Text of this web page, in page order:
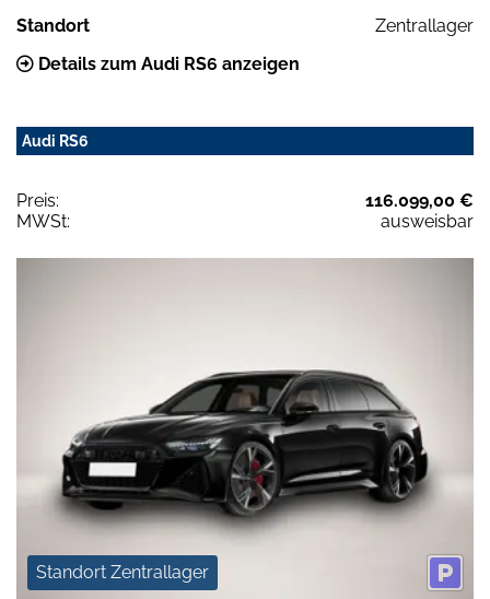
Standort
Zentrallager
Details zum Audi RS6 anzeigen
Audi RS6
Preis:
116.099,00 €
MWSt:
ausweisbar
Standort Zentrallager